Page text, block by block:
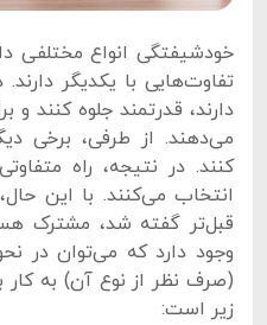
خودشیفتگی انواع مختلفی
تفاوت‌هایی با یکدیگر
دارند، قدرتمند جلوه کنند
می‌دهند. از طرفی، برخی
کنند. در نتیجه، راه
انتخاب می‌کنند. با این
قبل‌تر گفته شد، مشترک
وجود دارد که می‌توان در
(صرف نظر از نوع آن) به کار
زیر است: